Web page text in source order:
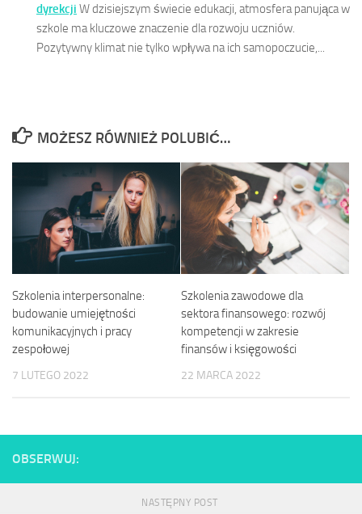
dyrekcji W dzisiejszym świecie edukacji, atmosfera panująca w
szkole ma kluczowe znaczenie dla rozwoju uczniów.
Pozytywny klimat nie tylko wpływa na ich samopoczucie,...
MOŻESZ RÓWNIEŻ POLUBIĆ…
Szkolenia interpersonalne:
budowanie umiejętności
komunikacyjnych i pracy
zespołowej
7 LUTEGO 2022
Szkolenia zawodowe dla
sektora finansowego: rozwój
kompetencji w zakresie
finansów i księgowości
22 MARCA 2022
OBSERWUJ:
NASTĘPNY POST